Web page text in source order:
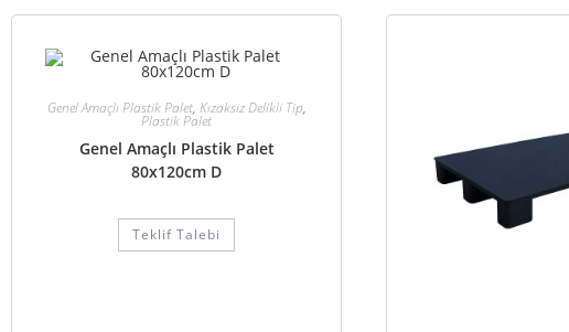
Genel Amaçlı Plastik Palet, Kızaksız Delikli Tip,
Plastik Palet
Genel Amaçlı Plastik Palet
80x120cm D
Teklif Talebi